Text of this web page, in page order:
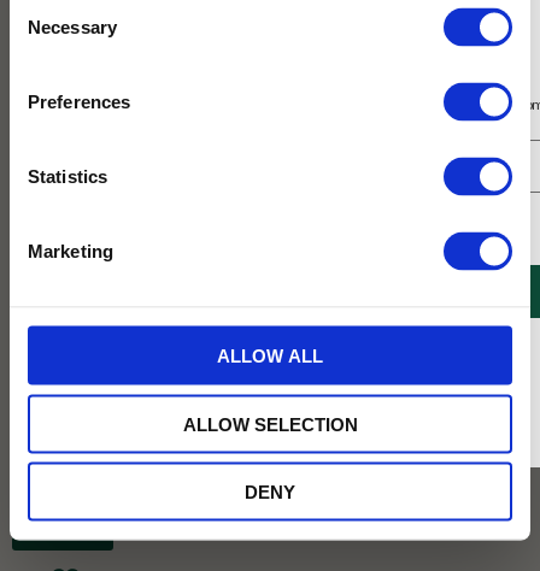
Selection
Necessary
Preferences
Statistics
Marketing
ALLOW ALL
ALLOW SELECTION
DENY
399KR
BEVAKA
Få 10% rabatt på ditt första köp på nätet och ta del av erbjudanden året
* Rabatten gäller endast online på Tehusetjava.se. Rabatten fungerar endast på